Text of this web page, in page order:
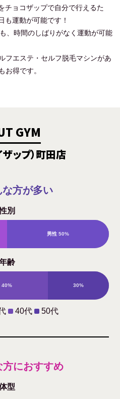
チョコザップで自分で行えるた
も運動が可能です！
、時間のしばりがなく運動が可能
フエステ・セルフ脱毛マシンがあ
お得です。
GYM
ップ）町田店
な方が多い
別
男性 50%
齢
40% 30%
40代 50代
方におすすめ
型